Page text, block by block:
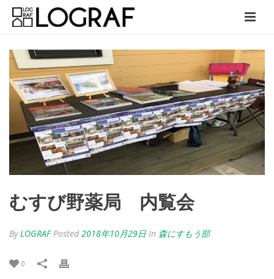
むすび野薬局 内覧会
ByLOGRAF Posted 2018年10月29日 In 森にすもう部
0